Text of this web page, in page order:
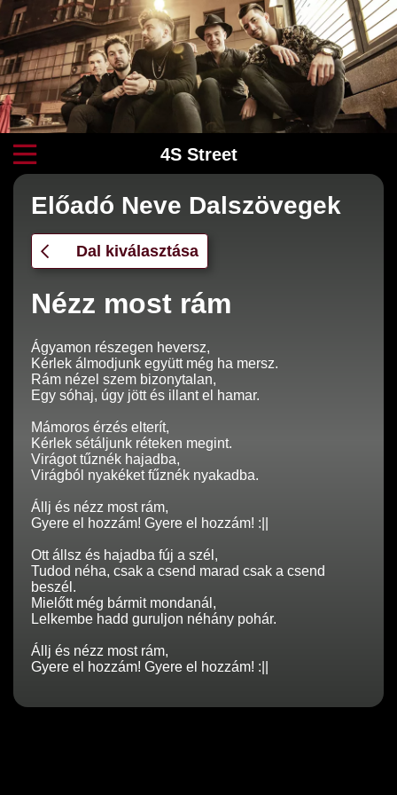
4S Street
Előadó Neve Dalszövegek
Dal kiválasztása
Nézz most rám
Ágyamon részegen heversz,
Kérlek álmodjunk együtt még ha mersz.
Rám nézel szem bizonytalan,
Egy sóhaj, úgy jött és illant el hamar.
Mámoros érzés elterít,
Kérlek sétáljunk réteken megint.
Virágot tűznék hajadba,
Virágból nyakéket fűznék nyakadba.
Állj és nézz most rám,
Gyere el hozzám! Gyere el hozzám! :||
Ott állsz és hajadba fúj a szél,
Tudod néha, csak a csend marad csak a csend
beszél.
Mielőtt még bármit mondanál,
Lelkembe hadd guruljon néhány pohár.
Állj és nézz most rám,
Gyere el hozzám! Gyere el hozzám! :||